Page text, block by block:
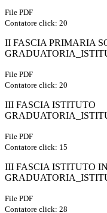
File PDF
Contatore click: 20
II FASCIA PRIMARIA
File PDF
Contatore click: 20
III FASCIA ISTITUTO
File PDF
Contatore click: 15
III FASCIA ISTITUTO
File PDF
Contatore click: 28